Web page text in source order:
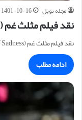
مجله نوبل 1401-10-16
نقد فیلم مثلث غم (Triangle of Sadness)
نقد فیلم مثلث غم (Triangle of Sadness) : آخرین اثر…
ادامه مطلب